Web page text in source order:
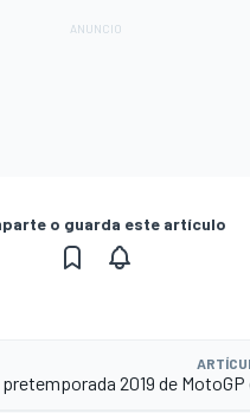
o guarda este artículo
2019 de MotoGP